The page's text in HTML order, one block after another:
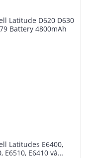
Latitude D620 D630
Battery 4800mAh
Latitudes E6400,
E6510, E6410 và